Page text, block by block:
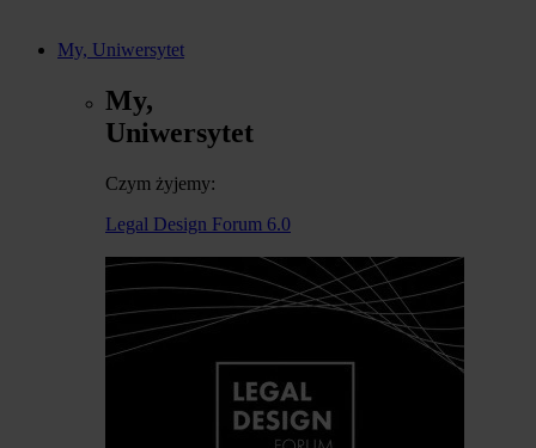
My, Uniwersytet
My,
Uniwersytet
Czym żyjemy:
Legal Design Forum 6.0